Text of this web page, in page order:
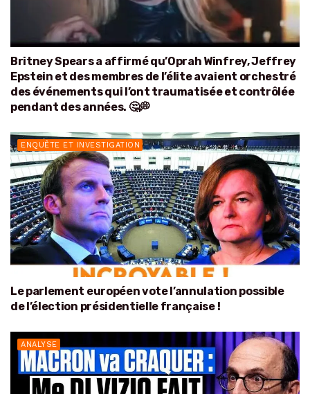
Britney Spears a affirmé qu’Oprah Winfrey, Jeffrey
Epstein et des membres de l’élite avaient orchestré
des événements qui l’ont traumatisée et contrôlée
pendant des années. 🤔💭
ENQUÊTE ET INVESTIGATION
Le parlement européen vote l’annulation possible
de l’élection présidentielle française !
ANALYSE